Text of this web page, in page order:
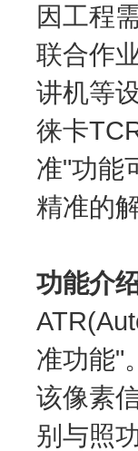
因工程
联合作
讲机等
徕卡
准"功能
精准的
功能介
准功能"
该像素
别与照